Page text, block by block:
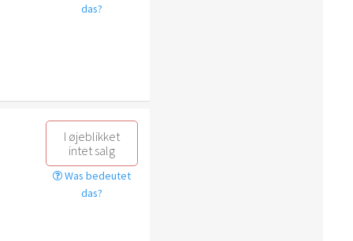
das?
I øjeblikket
intet salg
Was bedeutet
das?